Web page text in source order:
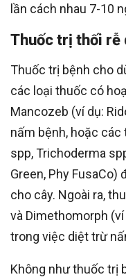
lần cách nhau 7-10
Thuốc trị thối rễ
Thuốc trị bệnh cho
các loại thuốc có
Mancozeb (ví dụ:
nấm bệnh, hoặc
spp, Trichoderma
Green, Phy FusaCo)
cho cây. Ngoài ra,
và Dimethomorph
trong việc diệt trừ
Không như thuốc trị